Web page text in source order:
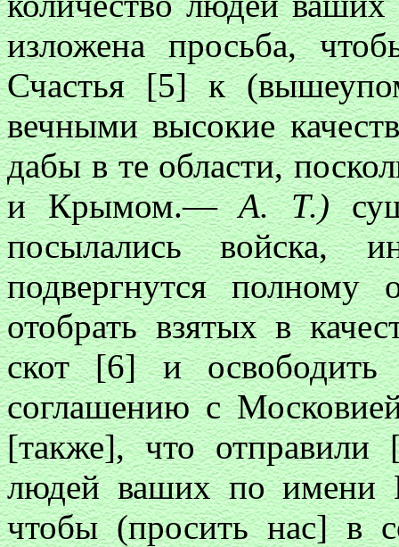
изложена просьба,
Счастья [5] к
вечными высокие
дабы в те области,
и Крымом.—А. Т.)
посылались войска,
подвергнутся
отобрать взятых в
скот [6] и освободить
соглашению с
[также], что
людей ваших по
чтобы (просить нас] в